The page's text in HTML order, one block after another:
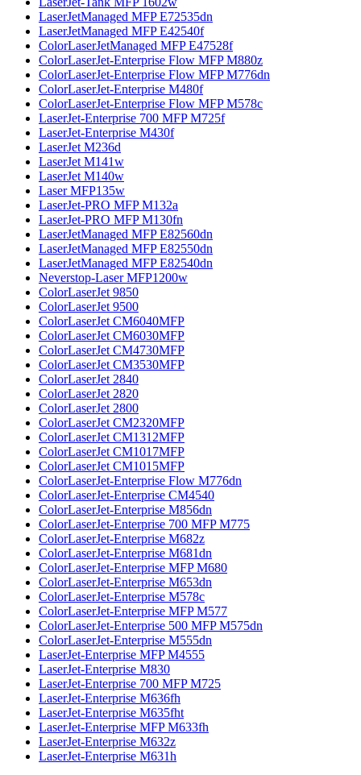
LaserJetManaged MFP E72535dn
LaserJetManaged MFP E42540f
ColorLaserJetManaged MFP E47528f
ColorLaserJet-Enterprise Flow MFP M880z
ColorLaserJet-Enterprise Flow MFP M776dn
ColorLaserJet-Enterprise M480f
ColorLaserJet-Enterprise Flow MFP M578с
LaserJet-Enterprise 700 MFP M725f
LaserJet-Enterprise M430f
LaserJet M236d
LaserJet M141w
LaserJet M140w
Laser MFP135w
LaserJet-PRO MFP M132a
LaserJet-PRO MFP M130fn
LaserJetManaged MFP E82560dn
LaserJetManaged MFP E82550dn
LaserJetManaged MFP E82540dn
Neverstop-Laser MFP1200w
ColorLaserJet 9850
ColorLaserJet 9500
ColorLaserJet CM6040MFP
ColorLaserJet CM6030MFP
ColorLaserJet CM4730MFP
ColorLaserJet CM3530MFP
ColorLaserJet 2840
ColorLaserJet 2820
ColorLaserJet 2800
ColorLaserJet CM2320MFP
ColorLaserJet CM1312MFP
ColorLaserJet CM1017MFP
ColorLaserJet CM1015MFP
ColorLaserJet-Enterprise Flow M776dn
ColorLaserJet-Enterprise CM4540
ColorLaserJet-Enterprise M856dn
ColorLaserJet-Enterprise 700 MFP M775
ColorLaserJet-Enterprise M682z
ColorLaserJet-Enterprise M681dn
ColorLaserJet-Enterprise MFP M680
ColorLaserJet-Enterprise M653dn
ColorLaserJet-Enterprise M578с
ColorLaserJet-Enterprise MFP M577
ColorLaserJet-Enterprise 500 MFP M575dn
ColorLaserJet-Enterprise M555dn
LaserJet-Enterprise MFP M4555
LaserJet-Enterprise M830
LaserJet-Enterprise 700 MFP M725
LaserJet-Enterprise M636fh
LaserJet-Enterprise M635fht
LaserJet-Enterprise MFP M633fh
LaserJet-Enterprise M632z
LaserJet-Enterprise M631h